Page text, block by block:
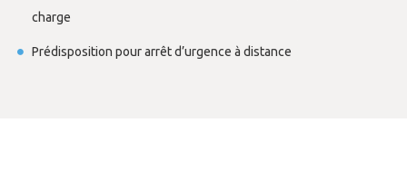
charge
Prédisposition pour arrêt d’urgence à distance